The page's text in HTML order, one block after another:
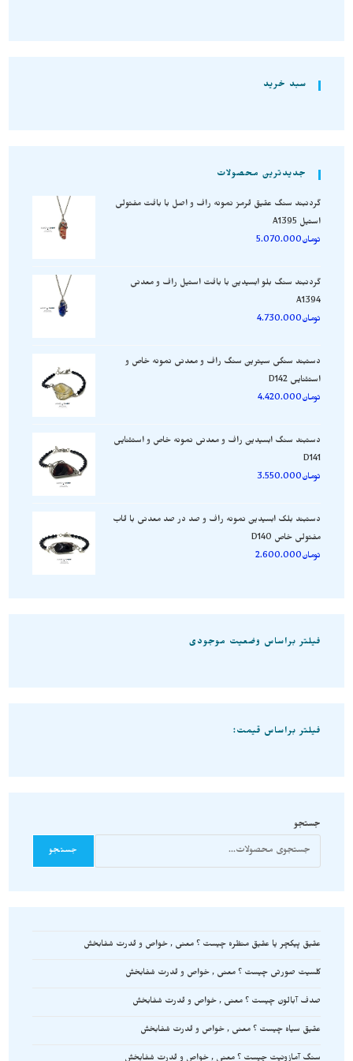
سبد خرید
جدیدترین محصولات
گردنبند سنگ عقیق قرمز نمونه راف و اصل با بافت مفتولی
استیل A1395
تومان5.070.000
گردنبند سنگ بلو ابسیدین با بافت استیل راف و معدنی
A1394
تومان4.730.000
دستبند سنگی سیترین سنگ راف و معدنی نمونه خاص و
استثنایی D142
تومان4.420.000
دستبند سنگ ابسیدین راف و معدنی نمونه خاص و استثنایی
D141
تومان3.550.000
دستبند بلک ابسیدین نمونه راف و صد در صد معدنی با قاب
مفتولی خاص D140
تومان2.600.000
فیلتر براساس وضعیت موجودی
فیلتر براساس قیمت:
جستجو
جستجو
عقیق پیکچر یا عقیق منظره چیست ؟ معنی , خواص و قدرت شفابخش
کلسیت صورتی چیست ؟ معنی , خواص و قدرت شفابخش
صدف آبالون چیست ؟ معنی , خواص و قدرت شفابخش
عقیق سیاه چیست ؟ معنی , خواص و قدرت شفابخش